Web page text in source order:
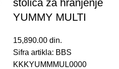
stolica za hranjenje
YUMMY MULTI
15,890.00 din.
Sifra artikla: BBS
KKKYUMMMUL0000